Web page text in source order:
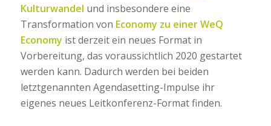
Kulturwandel und insbesondere eine
Transformation von Economy zu einer WeQ
Economy ist derzeit ein neues Format in
Vorbereitung, das voraussichtlich 2020 gestartet
werden kann. Dadurch werden bei beiden
letztgenannten Agendasetting-Impulse ihr
eigenes neues Leitkonferenz-Format finden.